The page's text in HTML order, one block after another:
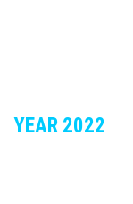
YEAR 2022